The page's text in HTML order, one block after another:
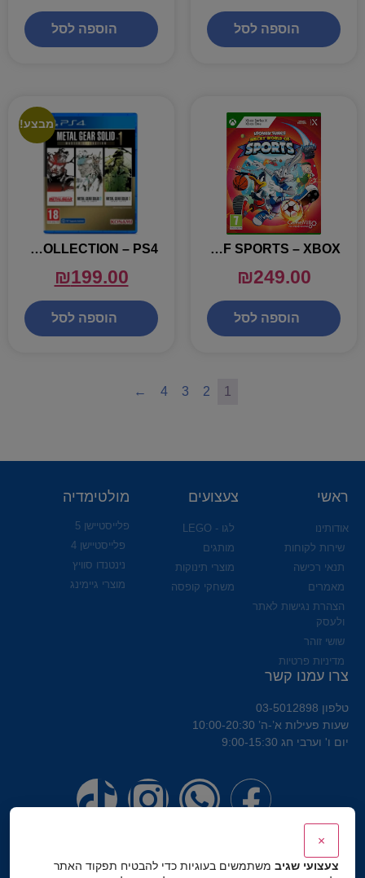
הוספה לסל הוספה לסל
LOONEY TUNES WACKY WORLD OF SPORTS – XBOX
₪249.00
הוספה לסל
מבצע!
METAL GEAR SOLID COLLECTION – PS4
₪199.00
הוספה לסל
1
2
3
4
←
ראשי
אודותינו
שירות לקוחות
תנאי רכישה
מאמרים
הצהרת נגישות לאתר
ולעסק
שושי זוהר
מדיניות פרטיות
צעצועים
לגו - LEGO
מותגים
מוצרי תינוקות
משחקי קופסה
מולטימדיה
פלייסטיישן 5
פלייסטיישן 4
נינטנדו סוויץ
מוצרי גיימינג
צרו עמנו קשר
טלפון 03-5012898
שעות פעילות א’-ה’ 10:00-20:30
יום ו' וערבי חג 9:00-15:30
×
צעצועי שגיב משתמשים בעוגיות כדי להבטיח תפקוד האתר